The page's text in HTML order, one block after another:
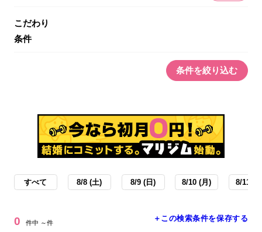
こだわり
条件
条件を絞り込む
すべて 8/8 (土) 8/9 (日) 8/10 (月) 8/11 (
0 件中 ～件 ＋この検索条件を保存する